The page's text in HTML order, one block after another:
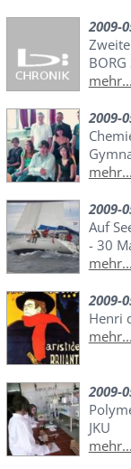
2009-
mehr...
2009-
mehr...
2009-
Auf
- 30
mehr...
2009-
Henri
mehr...
2009-
JKU
mehr...